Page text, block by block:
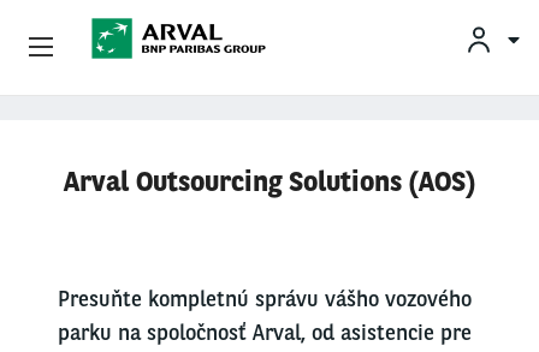
Arval Outsourcing Solutions (AOS)
Presuňte kompletnú správu vášho vozového
parku na spoločnosť Arval, od asistencie pre
Mobilita
O Spoločnosti Arval